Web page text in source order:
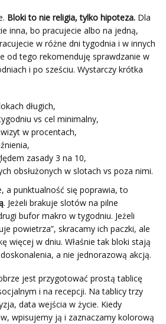
Bloki to nie religia, tylko hipoteza. Dla
inna, bo pracujecie albo na jedną,
w różne dni tygodnia i w innych
od tego rekomenduję sprawdzanie w
i po sześciu. Wystarczy krótka
długich,
vs cel minimalny,
w procentach,
zasady 3 na 10,
obsłużonych w slotach vs poza nimi.
a punktualność się poprawia, to
. Jeżeli brakuje slotów na pilne
bufor makro w tygodniu. Jeżeli
powietrza”, skracamy ich paczki, ale
więcej w dniu. Właśnie tak bloki stają
a nie jednorazową akcją.
jest przygotować prostą tablicę
i na recepcji. Na tablicy trzy
data wejścia w życie. Kiedy
wpisujemy ją i zaznaczamy kolorową